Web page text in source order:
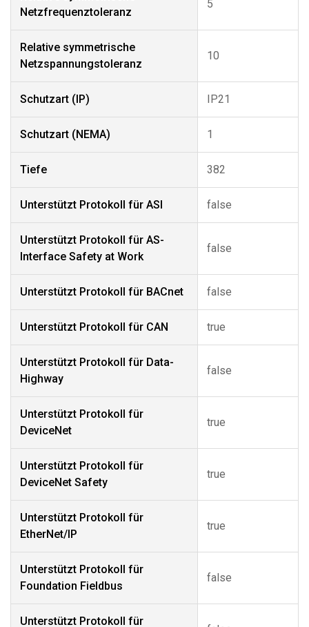
Netzfrequenztoleranz
5
Relative symmetrische
Netzspannungstoleranz
10
Schutzart (IP) IP21
Schutzart (NEMA) 1
Tiefe 382
Unterstützt Protokoll für ASI false
Unterstützt Protokoll für AS-
Interface Safety at Work
false
Unterstützt Protokoll für BACnet false
Unterstützt Protokoll für CAN true
Unterstützt Protokoll für Data-
Highway
false
Unterstützt Protokoll für
DeviceNet
true
Unterstützt Protokoll für
DeviceNet Safety
true
Unterstützt Protokoll für
EtherNet/IP
true
Unterstützt Protokoll für
Foundation Fieldbus
false
Unterstützt Protokoll für